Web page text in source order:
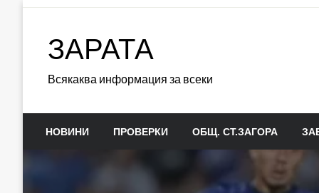
ЗАРАТА
Всякаква информация за всеки
НОВИНИ ПРОВЕРКИ ОБЩ. СТ.ЗАГОРА